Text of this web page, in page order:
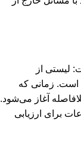
لیستی از
است. زمانی که
آغاز می‌شود.
برای ارزیابی